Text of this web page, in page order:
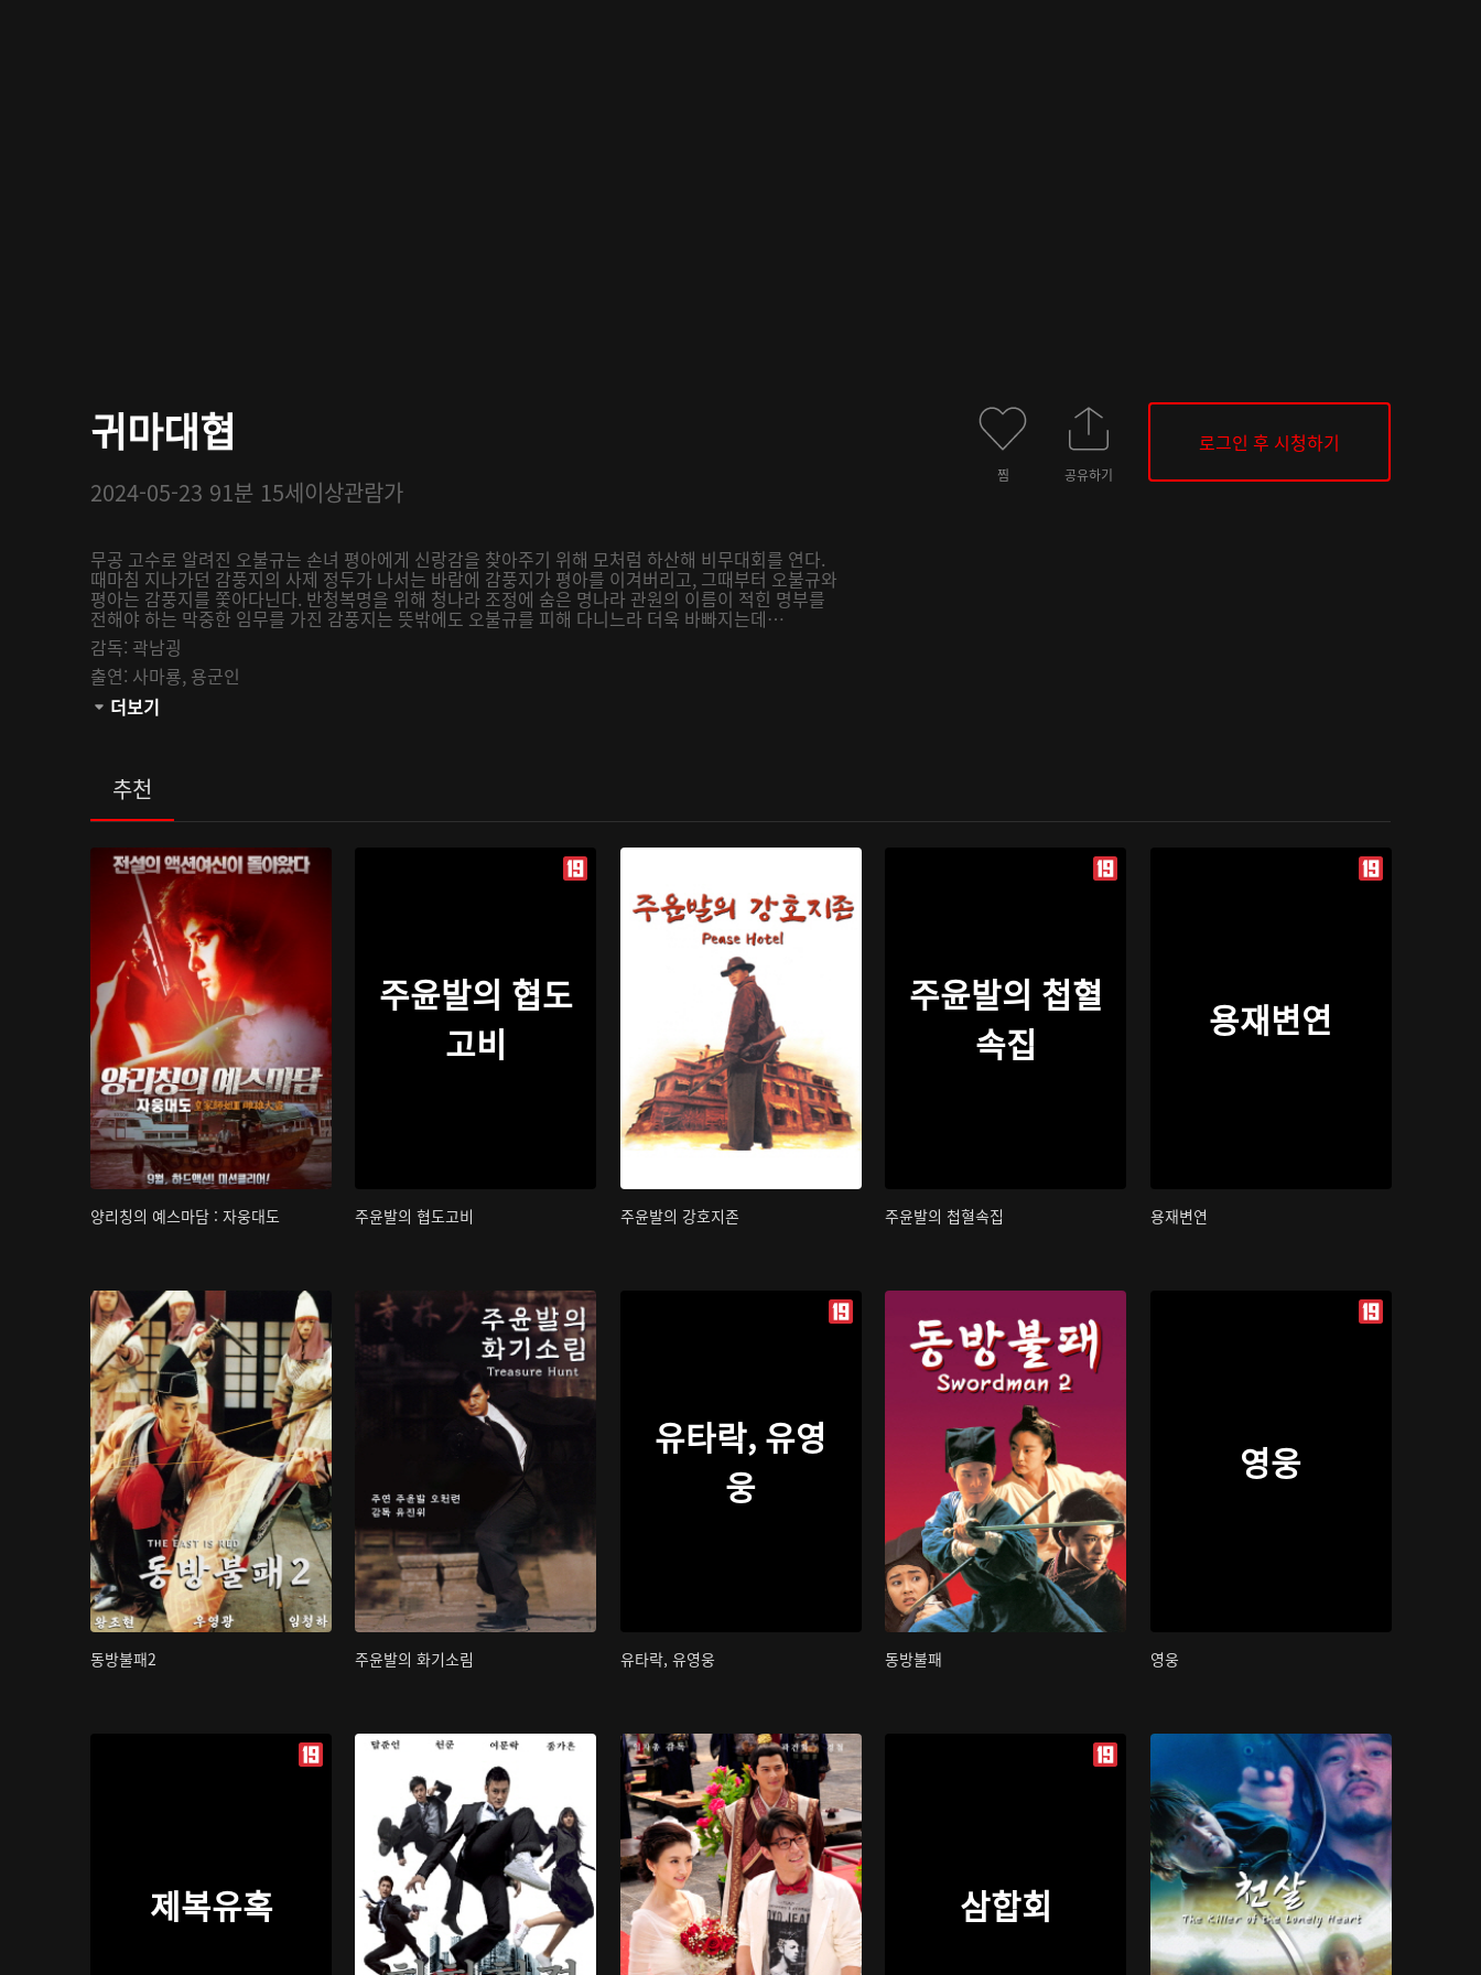
귀마대협
2024-05-23 91분 15세이상관람가
무공 고수로 알려진 오불규는 손녀 평아에게 신랑감을 찾아주기 위해 모처럼 하산해 비무대회를 연다.
때마침 지나가던 감풍지의 사제 정두가 나서는 바람에 감풍지가 평아를 이겨버리고, 그때부터 오불규와
평아는 감풍지를 쫓아다닌다. 반청복명을 위해 청나라 조정에 숨은 명나라 관원의 이름이 적힌 명부를
전해야 하는 막중한 임무를 가진 감풍지는 뜻밖에도 오불규를 피해 다니느라 더욱 바빠지는데…
감독: 곽남굉
출연: 사마룡, 용군인
관람등급:
더보기
찜 공유하기
로그인 후 시청하기
추천
양리칭의 예스마담 : 자웅대도
주윤발의 협도
고비
주윤발의 협도고비 주윤발의 강호지존
주윤발의 첩혈
속집
주윤발의 첩혈속집
용재변연
용재변연
동방불패2 주윤발의 화기소림
유타락, 유영
웅
유타락, 유영웅 동방불패
영웅
영웅
제복유혹 삼합회